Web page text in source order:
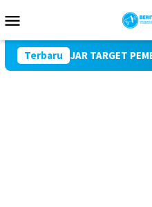
ke
Mobile
Terbaru
KEJAR TARGET